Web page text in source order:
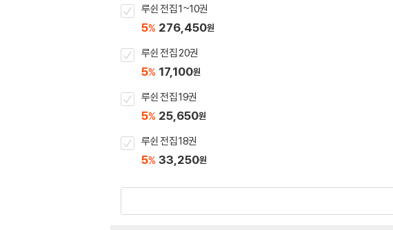
루쉰 전집 1~10권
5% 276,450원
루쉰 전집 20권
5% 17,100원
루쉰 전집 19권
5% 25,650원
루쉰 전집 18권
5% 33,250원